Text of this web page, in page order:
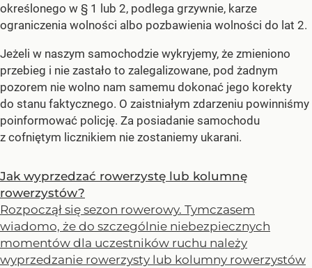
określonego w § 1 lub 2, podlega grzywnie, karze
ograniczenia wolności albo pozbawienia wolności do lat 2.
Jeżeli w naszym samochodzie wykryjemy, że zmieniono
przebieg i nie zastało to zalegalizowane, pod żadnym
pozorem nie wolno nam samemu dokonać jego korekty
do stanu faktycznego. O zaistniałym zdarzeniu powinniśmy
poinformować policję. Za posiadanie samochodu
z cofniętym licznikiem nie zostaniemy ukarani.
Jak wyprzedzać rowerzystę lub kolumnę
rowerzystów?
Rozpoczął się sezon rowerowy. Tymczasem
wiadomo, że do szczególnie niebezpiecznych
momentów dla uczestników ruchu należy
wyprzedzanie rowerzysty lub kolumny rowerzystów